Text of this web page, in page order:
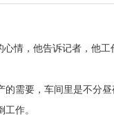
情，他告诉记者，他工
需要，车间里是不分昼
作。